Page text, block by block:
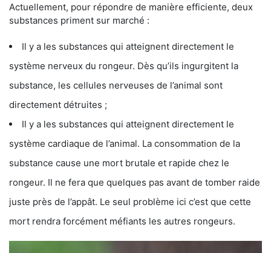
Actuellement, pour répondre de manière efficiente, deux
substances priment sur marché :
Il y a les substances qui atteignent directement le
système nerveux du rongeur. Dès qu’ils ingurgitent la
substance, les cellules nerveuses de l’animal sont
directement détruites ;
Il y a les substances qui atteignent directement le
système cardiaque de l’animal. La consommation de la
substance cause une mort brutale et rapide chez le
rongeur. Il ne fera que quelques pas avant de tomber raide
juste près de l’appât. Le seul problème ici c’est que cette
mort rendra forcément méfiants les autres rongeurs.